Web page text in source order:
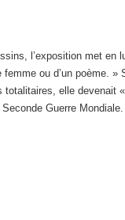
l’exposition met
ou d’un poème.
elle
Guerre Mondiale.